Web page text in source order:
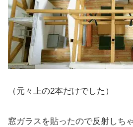
（元々上の2本だけでした）
窓ガラスを貼ったので反射しち